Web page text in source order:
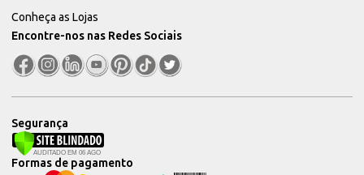
Conheça as Lojas
Encontre-nos nas Redes Sociais
Segurança
Formas de pagamento